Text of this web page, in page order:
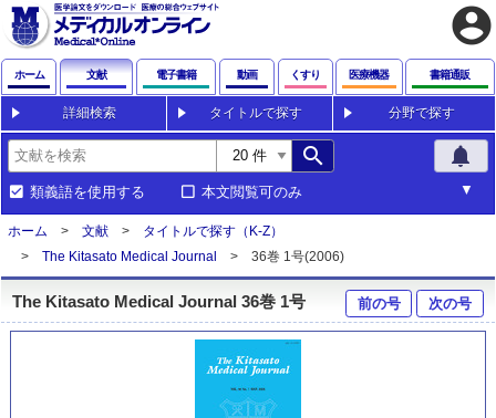
account_circle
ホーム 文献 電子書籍 動画 くすり 医療機器 書籍通販
詳細検索 タイトルで探す 分野で探す
search notifications
類義語を使用する 本文閲覧可のみ
ホーム 文献
タイトルで探す（K-Z）
The Kitasato Medical Journal
36巻 1号(2006)
The Kitasato Medical Journal 36巻 1号 前の号 次の号